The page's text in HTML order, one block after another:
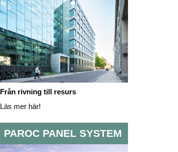
Från rivning till resurs
Läs mer här!
PAROC PANEL SYSTEM